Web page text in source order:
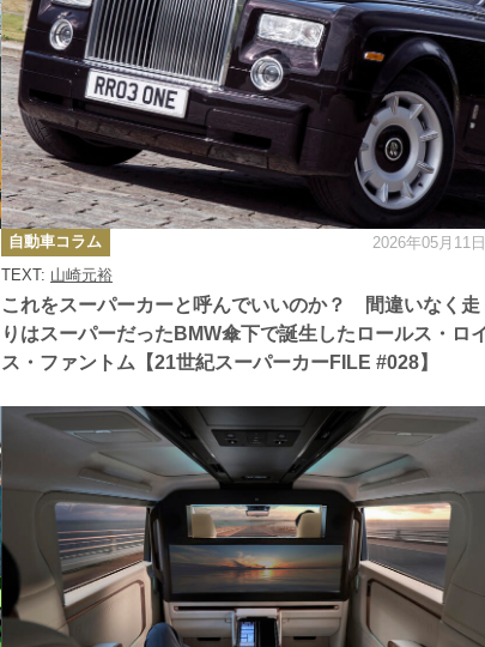
これをスーパーカーと呼んでいいのか？ 間違いなく走
りはスーパーだったBMW傘下で誕生したロールス・ロ
ス・ファントム【21世紀スーパーカーFILE #028】
TEXT: 山崎元裕
カ
テ
ゴ
リ
自動車コラム 2026年05月11日